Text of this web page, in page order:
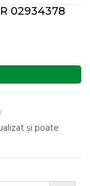
02934378
și poate